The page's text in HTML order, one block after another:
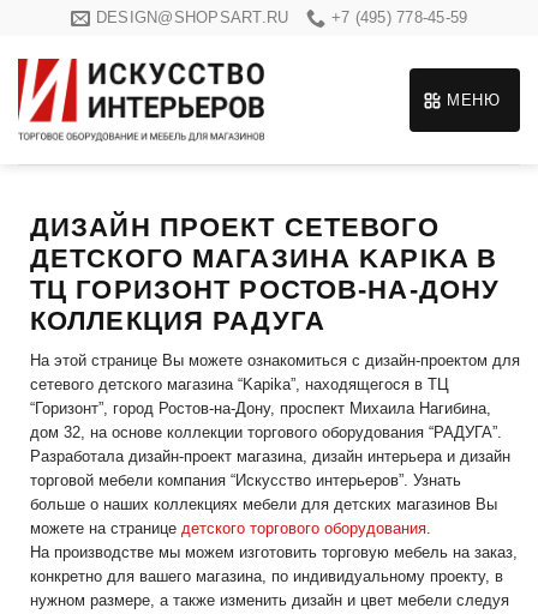
content
DESIGN@SHOPSART.RU +7 (495) 778-45-59
МЕНЮ
ДИЗАЙН ПРОЕКТ СЕТЕВОГО
ДЕТСКОГО МАГАЗИНА KAPIKA В
ТЦ ГОРИЗОНТ РОСТОВ-НА-ДОНУ
КОЛЛЕКЦИЯ РАДУГА
На этой странице Вы можете ознакомиться с дизайн-проектом для
сетевого детского магазина “Kapika”, находящегося в ТЦ
“Горизонт”, город Ростов-на-Дону, проспект Михаила Нагибина,
дом 32, на основе коллекции торгового оборудования “РАДУГА”.
Разработала дизайн-проект магазина, дизайн интерьера и дизайн
торговой мебели компания “Искусство интерьеров”. Узнать
больше о наших коллекциях мебели для детских магазинов Вы
можете на странице детского торгового оборудования.
На производстве мы можем изготовить торговую мебель на заказ,
конкретно для вашего магазина, по индивидуальному проекту, в
нужном размере, а также изменить дизайн и цвет мебели следуя